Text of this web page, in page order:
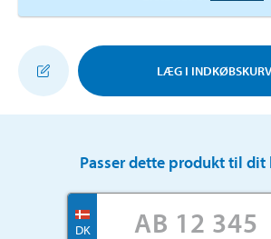
LÆG I
Passer dette produkt til dit
DK